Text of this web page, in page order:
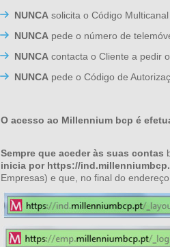
NUNCA solicita o Código
NUNCA pede o número de
NUNCA contacta o Cliente a pedir
NUNCA pede o Código de
O acesso ao Millennium bcp é
Sempre que aceder às suas contas
inicia por https://
Empresas) e que, no final do